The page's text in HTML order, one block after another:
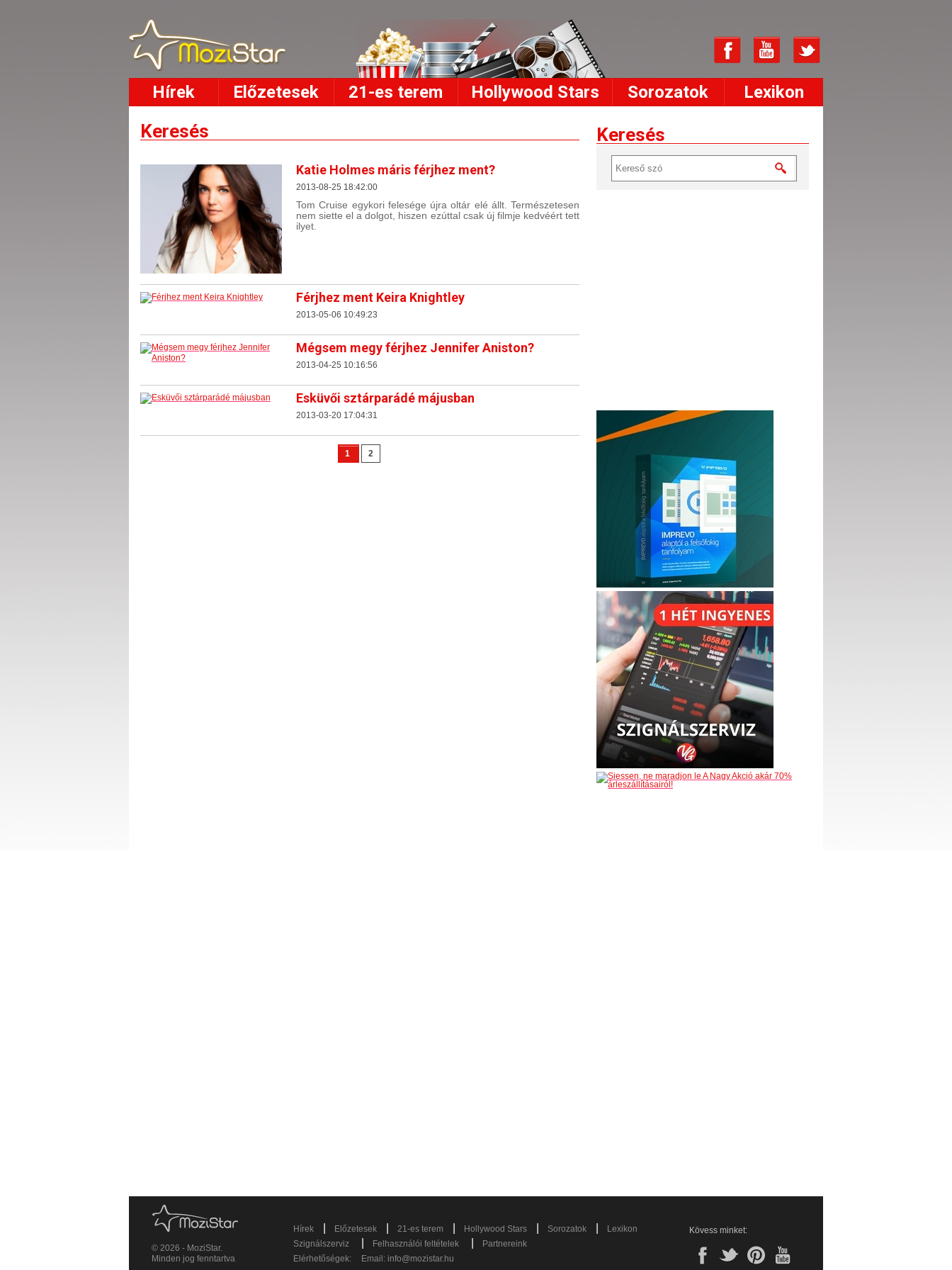
Hírek Előzetesek 21-es terem Hollywood Stars Sorozatok Lexikon
Keresés
Katie Holmes máris férjhez ment?
2013-08-25 18:42:00
Tom Cruise egykori felesége újra oltár elé állt. Természetesen
nem siette el a dolgot, hiszen ezúttal csak új filmje kedvéért tett
ilyet.
Férjhez ment Keira Knightley
2013-05-06 10:49:23
Mégsem megy férjhez Jennifer Aniston?
2013-04-25 10:16:56
Esküvői sztárparádé májusban
2013-03-20 17:04:31
1 2
Keresés
© 2026 - MoziStar.
Minden jog fenntartva
Hírek Előzetesek 21-es terem Hollywood Stars Sorozatok
Lexikon
Szignálszerviz
Felhasználói feltételek
Partnereink
Elérhetőségek:
Email: info@mozistar.hu
Kövess minket: